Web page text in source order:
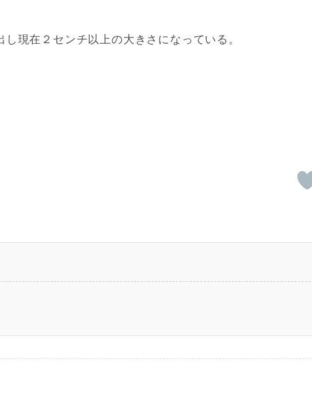
現在２センチ以上の大きさになっている。